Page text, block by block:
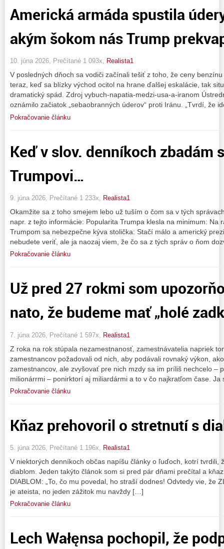
Americká armáda spustila
akým šokom nás Trump
10. júna 2026, Prečítané 1 093x, Realista1
V posledných dňoch sa vodiči začínali tešiť z toho, že ceny
teraz, keď sa blízky východ ocitol na hrane ďalšej eskalácie, tak
dramatický spád. Zdroj vybuch-napatia-medzi-usa-a-iranom
oznámilo začiatok „sebaobranných úderov“ proti Iránu. „Tvrdí, že
Pokračovanie článku
Keď v slov. denníkoch zbadám
Trumpovi…
9. júna 2026, Prečítané 1 233x, Realista1
Okamžite sa z toho smejem lebo už tuším o čom sa v tých
napr. z tejto informácie: Popularita Trumpa klesla na minimum: Na
Trumpom sa nebezpečne kýva stolička: Stačí málo a americký
nebudete veriť, ale ja naozaj viem, že čo sa z tých správ o ňom
Pokračovanie článku
Už pred 27 rokmi som
nato, že budeme mať „holé
7. júna 2026, Prečítané 1 597x, Realista1
Z roka na rok stúpala nezamestnanosť, zamestnávatelia napriek
zamestnancov požadovali od nich, aby podávali rovnaký výkon,
zamestnancov, ale zvyšovať pre nich mzdy sa im príliš nechcelo –
milionárrmi – ponirktorí aj miliardármi a to v čo najkratľom čase.
Pokračovanie článku
Kňaz prehovoril o stretnutí s
5. júna 2026, Prečítané 1 196x, Realista1
V niektorých denníkoch občas napíšu články o ľuďoch, kotrí tvrdili,
diablom. Jeden takýto článok som si pred pár dňami prečítal a
DIABLOM: „To, čo mu povedal, ho straší dodnes! Odvtedy vie, že
je ateista, no jeden zážitok mu navždy […]
Pokračovanie článku
Lech Wałęnsa pochopil, že